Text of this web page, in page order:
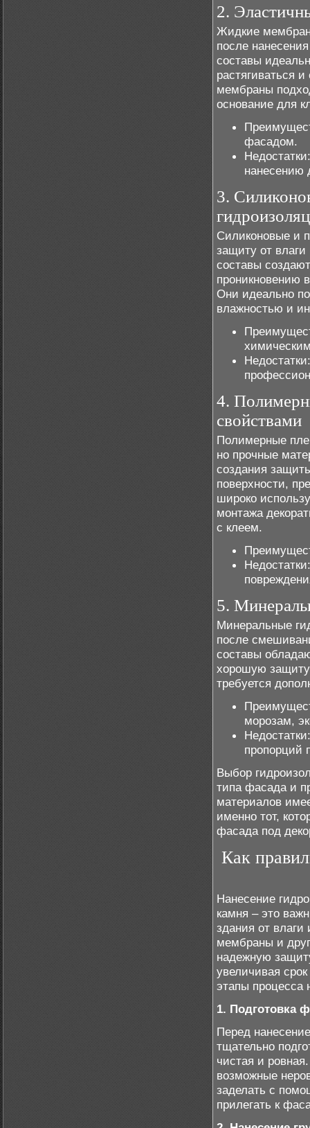
2.
Жидкие
после
составы
растягиваться
мембраны
основание для
фасадом.
нанесению
3.
Силиконовые и
защиту от
составы
проникновению
Они идеально
влажностью и
4.
свойствами
Полимерные
но прочные
создания
поверхности,
широко
монтажа
с клеем.
5.
Минеральные
после
составы
хорошую защиту
требуется
морозам,
пропорций
Выбор
типа фасада и
материалов
именно тот,
фасада под
Как
Нанесение
камня – это
здания от
мембраны и
надежную
увеличивая
этапы процесса
1. Подготовка
Перед
тщательно
чистая и
возможные
заделать с
прилегать к